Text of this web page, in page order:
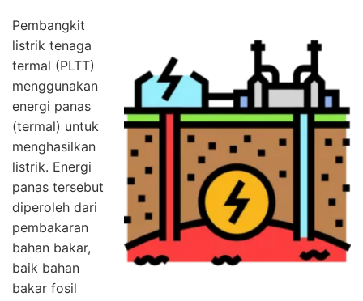
Pembangkit
listrik tenaga
termal (PLTT)
menggunakan
energi panas
(termal) untuk
menghasilkan
listrik. Energi
panas tersebut
diperoleh dari
pembakaran
bahan bakar,
baik bahan
bakar fosil